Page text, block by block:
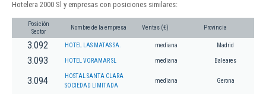
Hotelera 2000 Sl y empresas con posiciones similares:
Posición
Sector
Nombre de la empresa Ventas (€) Provincia
3.092 HOTEL LAS MATAS SA. mediana Madrid
3.093 HOTEL VORAMAR SL mediana Baleares
3.094
HOSTAL SANTA CLARA
SOCIEDAD LIMITADA
mediana Gerona